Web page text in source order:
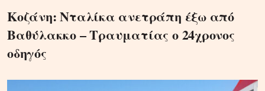
Κοζάνη: Νταλίκα ανετράπη έξω από
Βαθύλακκο – Τραυματίας ο 24χρονος
οδηγός